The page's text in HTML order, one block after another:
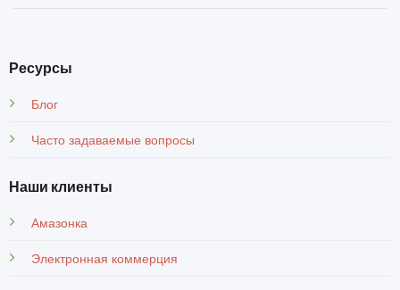
Ресурсы
Блог
Часто задаваемые вопросы
Наши клиенты
Амазонка
Электронная коммерция